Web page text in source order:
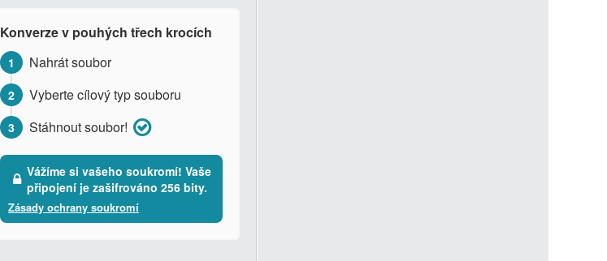
0
9
Konverze v pouhých třech krocích
1 Nahrát soubor
2 Vyberte cílový typ souboru
3 Stáhnout soubor!
Vážíme si vašeho soukromí! Vaše
připojení je zašifrováno 256 bity.
Zásady ochrany soukromí